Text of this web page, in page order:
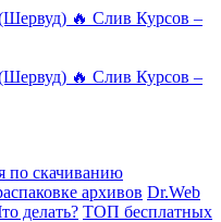
по скачиванию
архивов Dr.Web
делать? ТОП бесплатных